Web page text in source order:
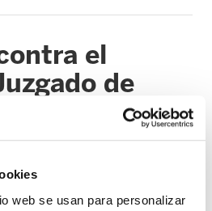
web se usan para personalizar
el
de